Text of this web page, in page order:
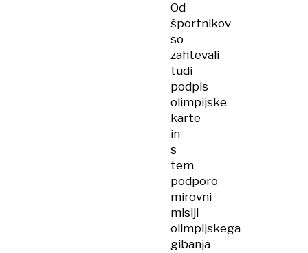
Od
športnikov
so
zahtevali
tudi
podpis
olimpijske
karte
in
s
tem
podporo
mirovni
misiji
olimpijskega
gibanja